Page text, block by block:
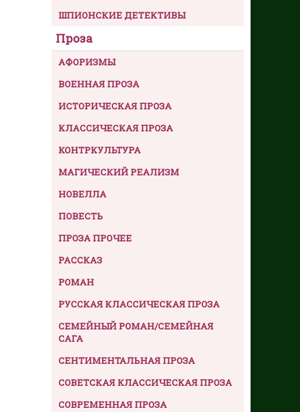
ШПИОНСКИЕ ДЕТЕКТИВЫ
Проза
АФОРИЗМЫ
ВОЕННАЯ ПРОЗА
ИСТОРИЧЕСКАЯ ПРОЗА
КЛАССИЧЕСКАЯ ПРОЗА
КОНТРКУЛЬТУРА
МАГИЧЕСКИЙ РЕАЛИЗМ
НОВЕЛЛА
ПОВЕСТЬ
ПРОЗА ПРОЧЕЕ
РАССКАЗ
РОМАН
РУССКАЯ КЛАССИЧЕСКАЯ ПРОЗА
СЕМЕЙНЫЙ РОМАН/СЕМЕЙНАЯ
САГА
СЕНТИМЕНТАЛЬНАЯ ПРОЗА
СОВЕТСКАЯ КЛАССИЧЕСКАЯ ПРОЗА
СОВРЕМЕННАЯ ПРОЗА